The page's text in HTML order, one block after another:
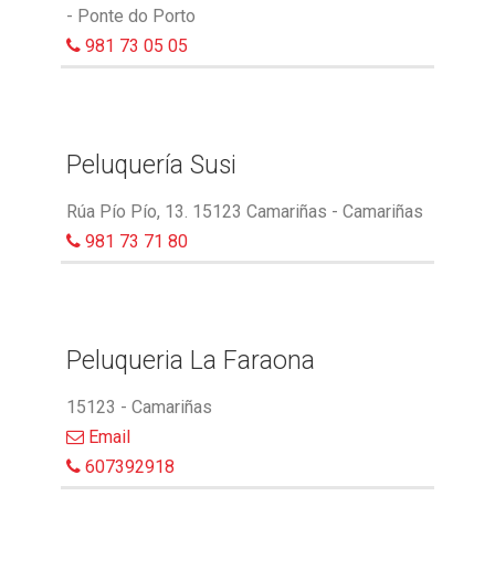
- Ponte do Porto
981 73 05 05
Peluquería Susi
Rúa Pío Pío, 13. 15123 Camariñas - Camariñas
981 73 71 80
Peluqueria La Faraona
15123 - Camariñas
Email
607392918